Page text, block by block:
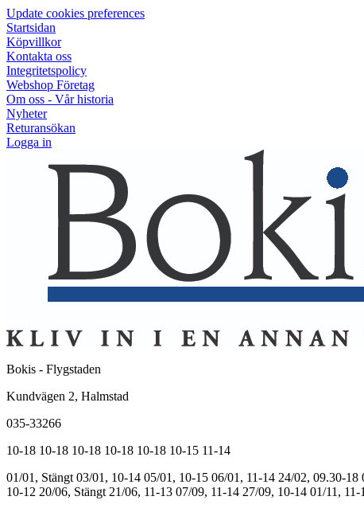
Update cookies preferences
Startsidan
Köpvillkor
Kontakta oss
Integritetspolicy
Webshop Företag
Om oss - Vår historia
Nyheter
Returansökan
Logga in
Bokis - Flygstaden
Kundvägen 2, Halmstad
035-33266
10-18 10-18 10-18 10-18 10-18 10-15 11-14
01/01, Stängt 03/01, 10-14 05/01, 10-15 06/01, 11-14 24/02, 09.30-18
10-12 20/06, Stängt 21/06, 11-13 07/09, 11-14 27/09, 10-14 01/11, 11-